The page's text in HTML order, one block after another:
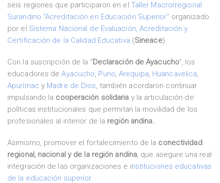
seis regiones que participaron en el Taller Macrorregional
Surandino “Acreditación en Educación Superior” organizado
por el Sistema Nacional de Evaluación, Acreditación y
Certificación de la Calidad Educativa (Sineace).
Con la suscripción de la “Declaración de Ayacucho”, los
educadores deAyacucho, Puno,Arequipa, Huancavelica,
Apurímac y Madre de Dios, también acordaron continuar
impulsando la cooperación solidaria y la articulación de
políticas institucionales que permitan la movilidad de los
profesionales al interior de la región andina.
Asimismo, promover el fortalecimiento de la conectividad
regional, nacional y de la región andina, que asegure una real
integración de las organizaciones e instituciones educativas
de la educación superior.